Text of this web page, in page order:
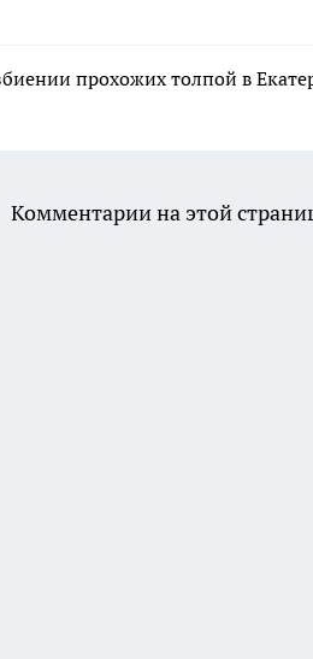
прохожих толпой в
Комментарии на этой